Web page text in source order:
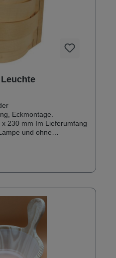
Eckmontage.
230 mm Im Lieferumfang
und ohne